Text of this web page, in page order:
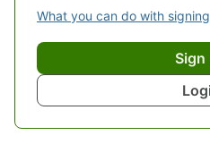
What you can do with
Sign